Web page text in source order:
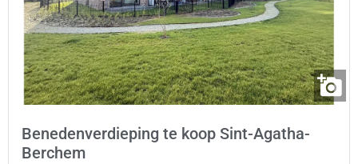
Benedenverdieping te koop Sint-Agatha-
Berchem